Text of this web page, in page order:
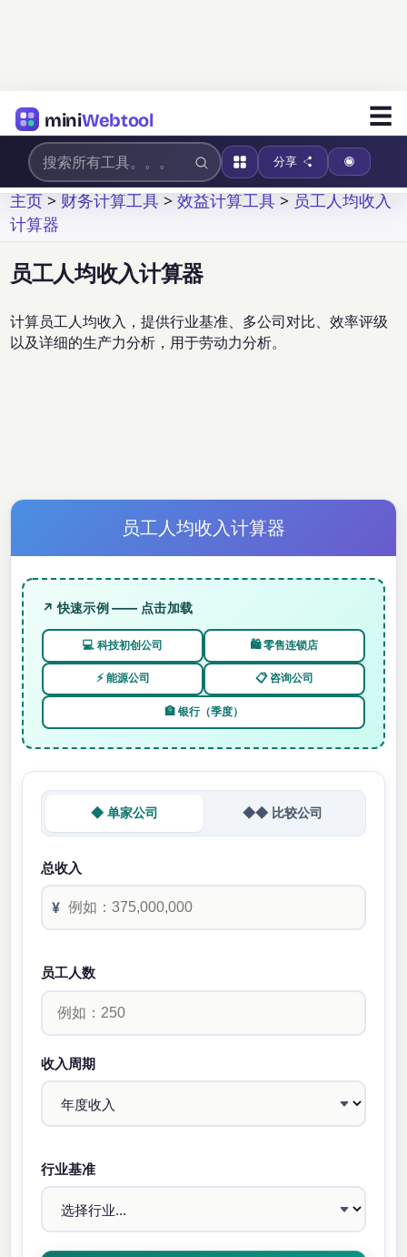
miniWebtool ☰
分享
主页>财务计算工具>效益计算工具>员工人均收入
计算器
员工人均收入计算器
计算员工人均收入，提供行业基准、多公司对比、效率评级
以及详细的生产力分析，用于劳动力分析。
员工人均收入计算器
↗ 快速示例 —— 点击加载
💻 科技初创公司 🛍️ 零售连锁店
⚡ 能源公司 📋 咨询公司
🏦 银行（季度）
◆ 单家公司 ◆◆ 比较公司
总收入
¥
员工人数
收入周期
行业基准